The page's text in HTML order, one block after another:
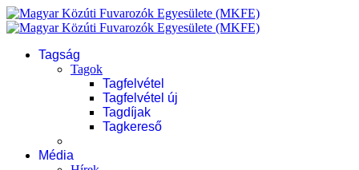
Tagság
Tagok
Tagfelvétel
Tagfelvétel új
Tagdíjak
Tagkereső
Média